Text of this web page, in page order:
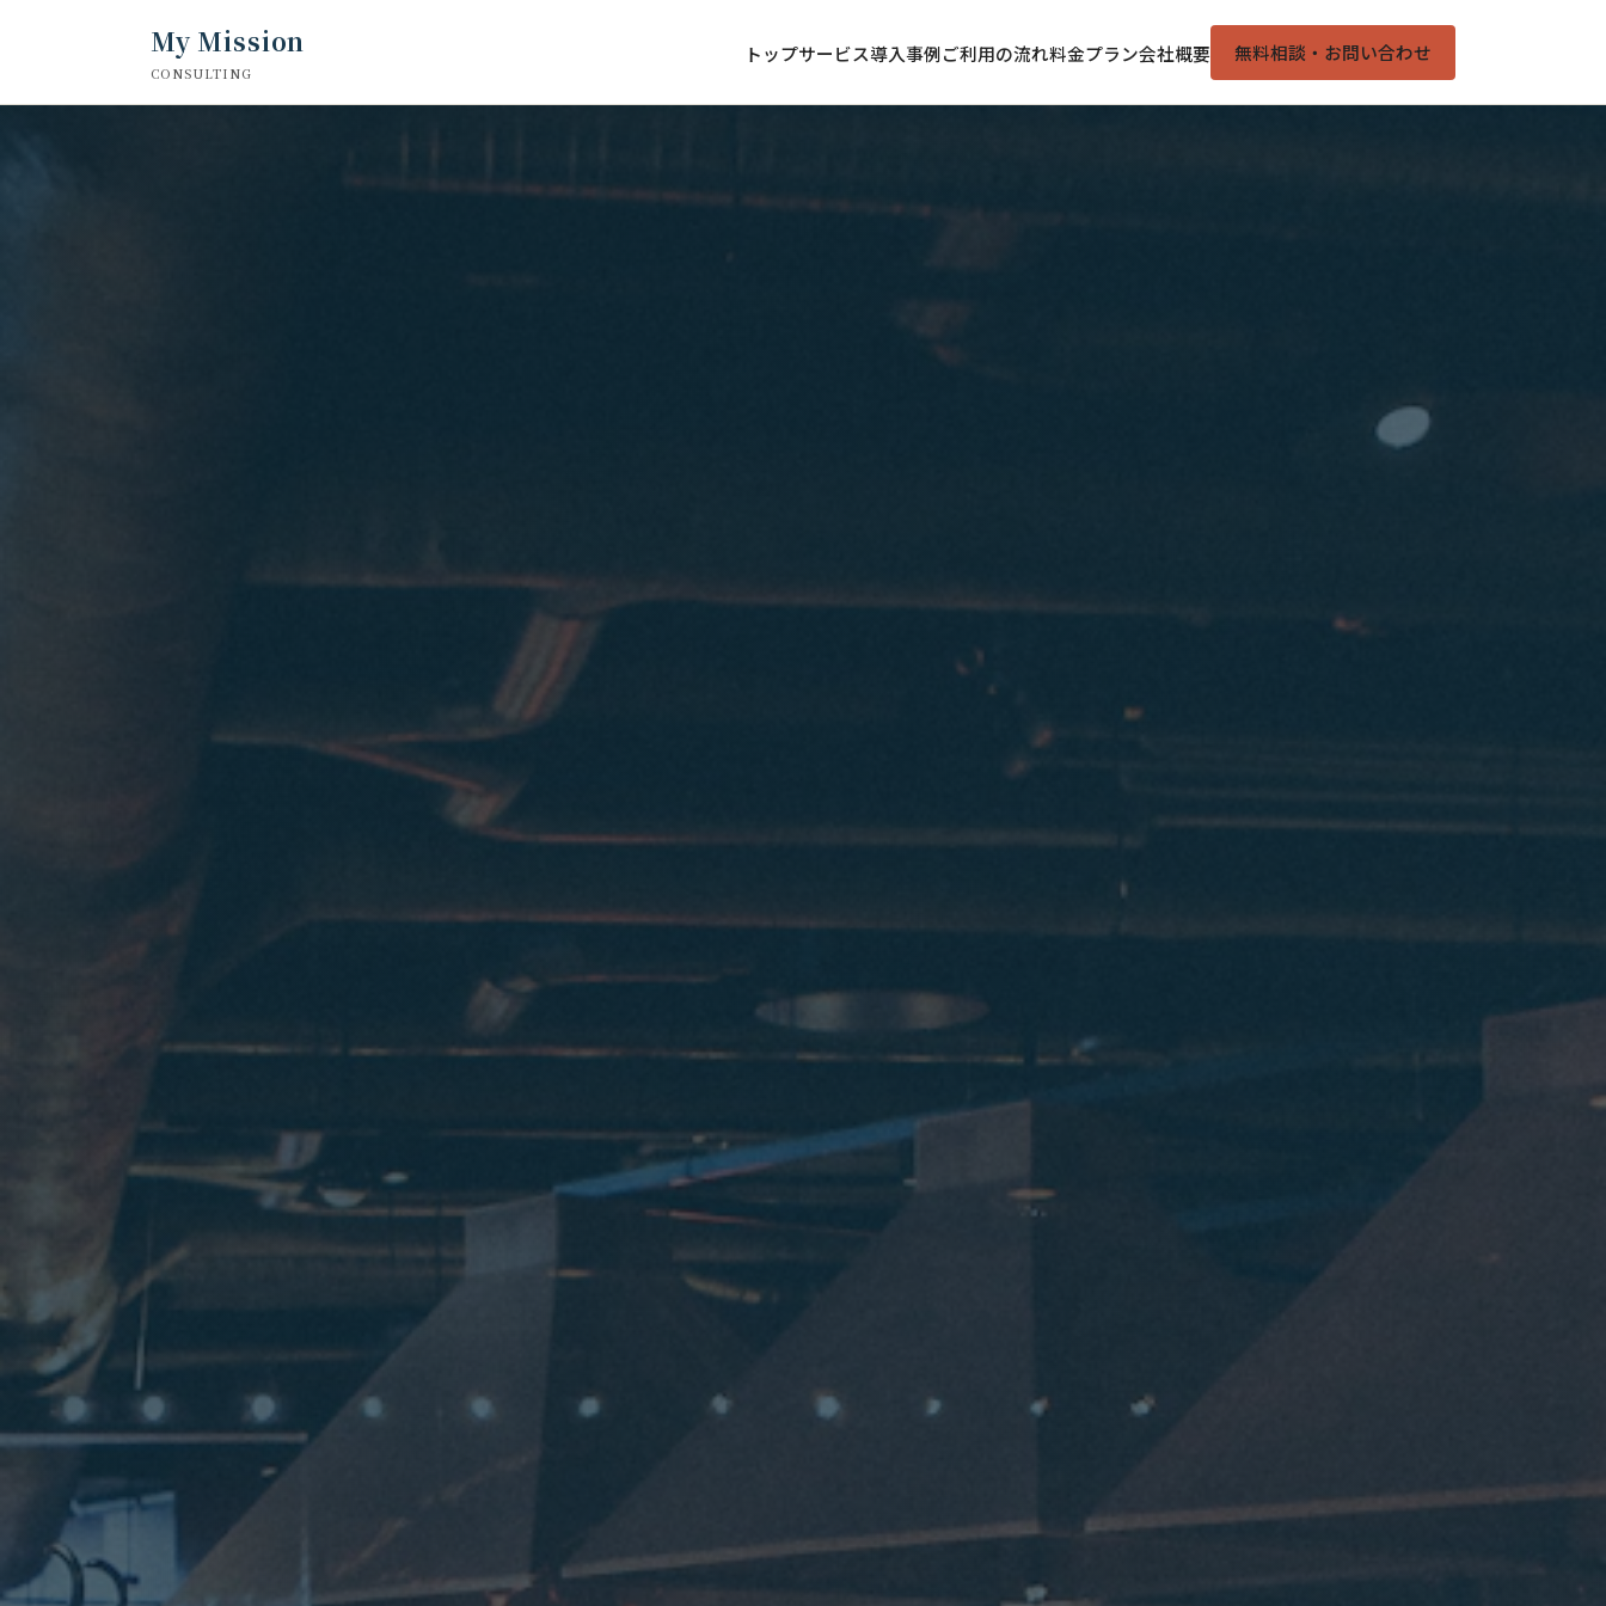
My Mission
CONSULTING
トップサービス導入事例ご利用の流れ料金プラン会社概要 無料相談・お問い合わせ